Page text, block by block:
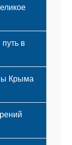
в
Крыма